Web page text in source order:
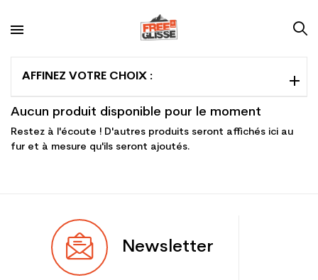
AFFINEZ VOTRE CHOIX :
Aucun produit disponible pour le moment
Restez à l'écoute ! D'autres produits seront affichés ici au
fur et à mesure qu'ils seront ajoutés.
Newsletter